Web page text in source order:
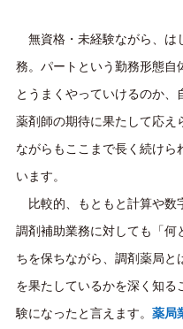
無資格・未経験ながら、は
務。パートという勤務形態自
とうまくやっていけるのか
薬剤師の期待に果たして応え
ながらもここまで長く続けら
います。
比較的、もともと計算や数
調剤補助業務に対しても「何
ちを保ちながら、調剤薬局と
を果たしているかを深く知る
験になったと言えます。 薬局